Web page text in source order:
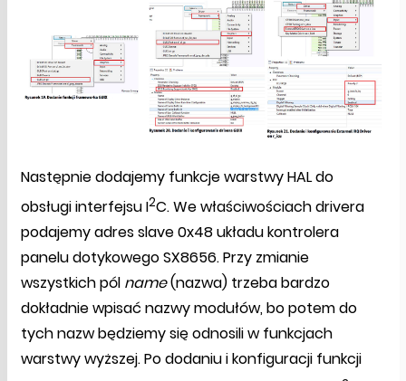
Następnie dodajemy funkcje warstwy HAL do
obsługi interfejsu I2C. We właściwościach drivera
podajemy adres slave 0x48 układu kontrolera
panelu dotykowego SX8656. Przy zmianie
wszystkich pól name(nazwa) trzeba bardzo
dokładnie wpisać nazwy modułów, bo potem do
tych nazw będziemy się odnosili w funkcjach
warstwy wyższej. Po dodaniu i konfiguracji funkcji